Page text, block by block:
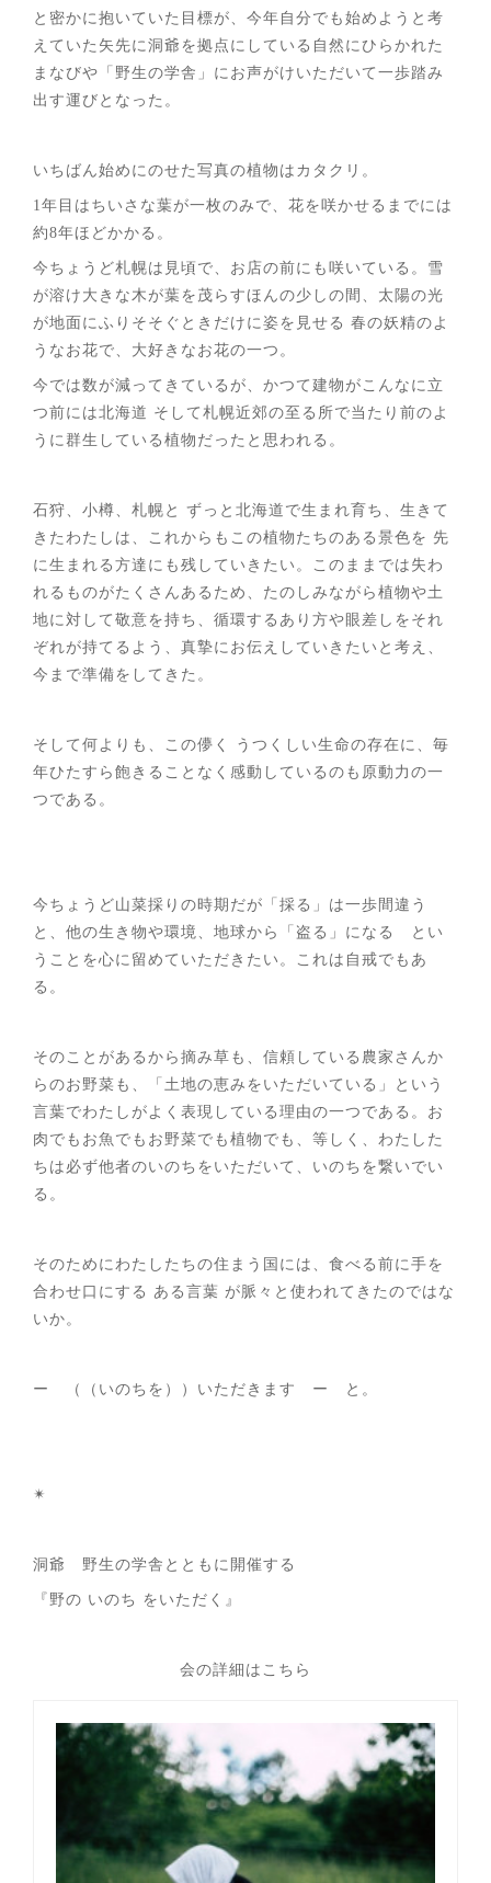
と密かに抱いていた目標が、今年自分でも始めようと考
えていた矢先に洞爺を拠点にしている自然にひらかれた
まなびや「野生の学舎」にお声がけいただいて一歩踏み
出す運びとなった。
いちばん始めにのせた写真の植物はカタクリ。
1年目はちいさな葉が一枚のみで、花を咲かせるまでには
約8年ほどかかる。
今ちょうど札幌は見頃で、お店の前にも咲いている。雪
が溶け大きな木が葉を茂らすほんの少しの間、太陽の光
が地面にふりそそぐときだけに姿を見せる 春の妖精のよ
うなお花で、大好きなお花の一つ。
今では数が減ってきているが、かつて建物がこんなに立
つ前には北海道 そして札幌近郊の至る所で当たり前のよ
うに群生している植物だったと思われる。
石狩、小樽、札幌と ずっと北海道で生まれ育ち、生きて
きたわたしは、これからもこの植物たちのある景色を 先
に生まれる方達にも残していきたい。このままでは失わ
れるものがたくさんあるため、たのしみながら植物や土
地に対して敬意を持ち、循環するあり方や眼差しをそれ
ぞれが持てるよう、真摯にお伝えしていきたいと考え、
今まで準備をしてきた。
そして何よりも、この儚く うつくしい生命の存在に、毎
年ひたすら飽きることなく感動しているのも原動力の一
つである。
今ちょうど山菜採りの時期だが「採る」は一歩間違う
と、他の生き物や環境、地球から「盗る」になる とい
うことを心に留めていただきたい。これは自戒でもあ
る。
そのことがあるから摘み草も、信頼している農家さんか
らのお野菜も、「土地の恵みをいただいている」という
言葉でわたしがよく表現している理由の一つである。お
肉でもお魚でもお野菜でも植物でも、等しく、わたした
ちは必ず他者のいのちをいただいて、いのちを繋いでい
る。
そのためにわたしたちの住まう国には、食べる前に手を
合わせ口にする ある言葉 が脈々と使われてきたのではな
いか。
ー （（いのちを））いただきます ー と。
✴︎
洞爺 野生の学舎とともに開催する
『野の いのち をいただく』
会の詳細はこちら